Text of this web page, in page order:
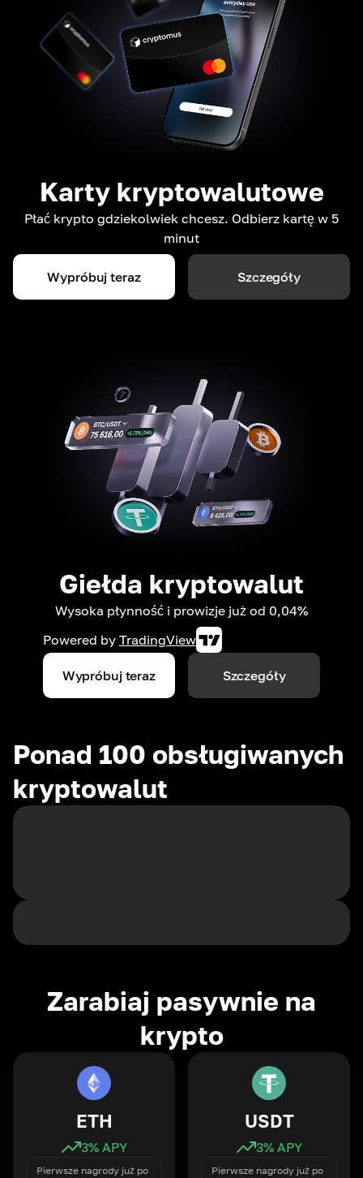
Karty kryptowalutowe
Płać krypto gdziekolwiek chcesz. Odbierz kartę w 5
minut
Wypróbuj teraz Szczegóły
Giełda kryptowalut
Wysoka płynność i prowizje już od 0,04%
Powered by TradingView
Wypróbuj teraz Szczegóły
Ponad 100 obsługiwanych
kryptowalut
Zarabiaj pasywnie na
krypto
ETH
3% APY
Pierwsze nagrody już po
USDT
3% APY
Pierwsze nagrody już po